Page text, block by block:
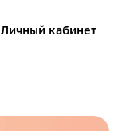
Личный кабинет